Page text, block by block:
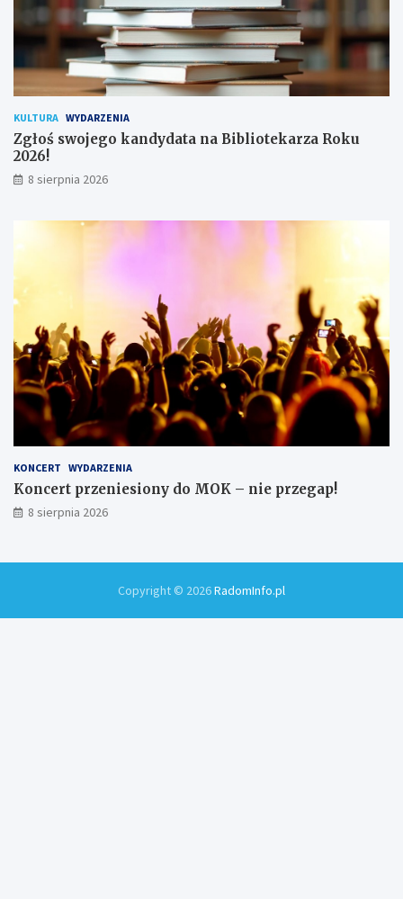
o
n
i
ó
w
KULTURA WYDARZENIA
Zgłoś swojego kandydata na Bibliotekarza Roku
2026!
8 sierpnia 2026
KONCERT WYDARZENIA
Koncert przeniesiony do MOK – nie przegap!
8 sierpnia 2026
Copyright © 2026RadomInfo.pl